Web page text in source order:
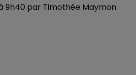
à 9h40 par Timothée Maymon